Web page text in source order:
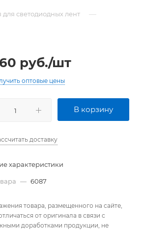
светодиодных лент —
руб./шт
оптовые цены
В корзину
доставку
характеристики
— 6087
товара, размещенного на сайте,
от оригинала в связи с
доработками продукции, не